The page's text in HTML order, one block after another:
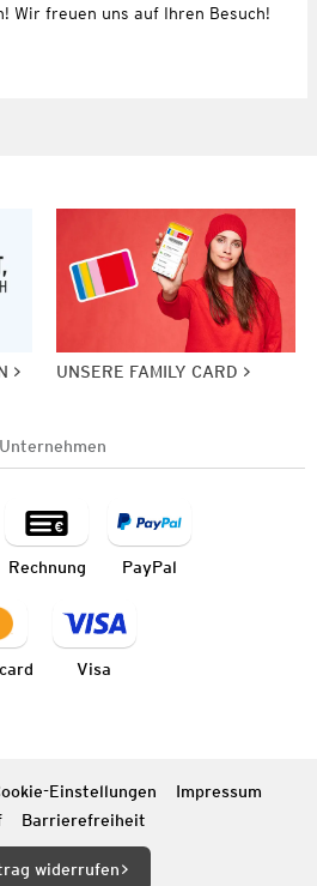
Wir freuen uns auf Ihren Besuch!
UNSERE FAMILY CARD
Unternehmen
Rechnung PayPal
Visa
Einstellungen
Impressum
Barrierefreiheit
widerrufen